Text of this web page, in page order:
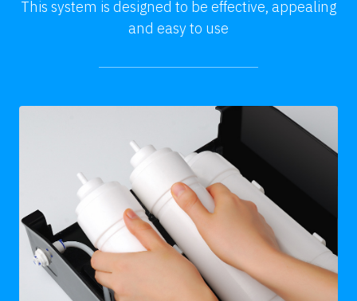
This system is designed to be effective, appealing
and easy to use